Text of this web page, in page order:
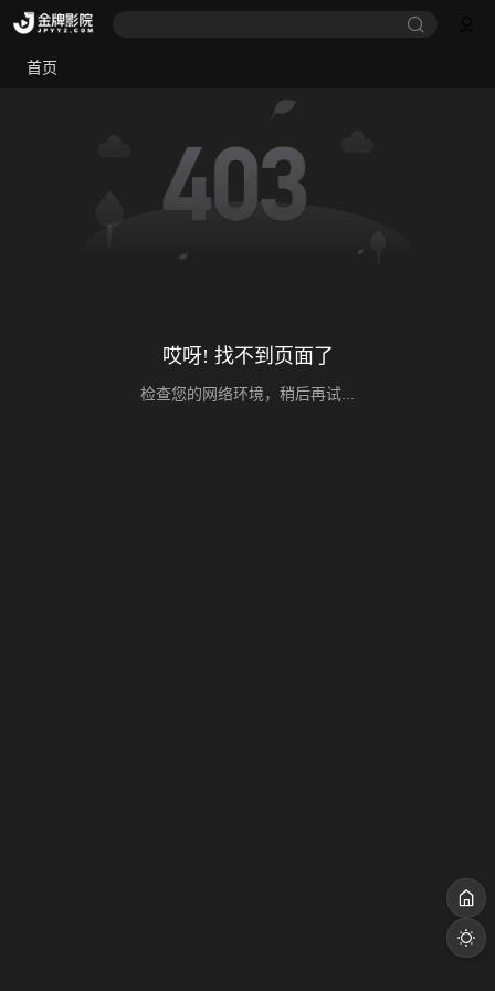
首页
哎呀! 找不到页面了
检查您的网络环境，稍后再试...